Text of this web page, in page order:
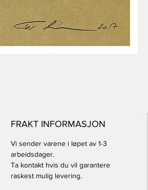
FRAKT INFORMASJON
Vi sender varene i løpet av 1-3
arbeidsdager.
Ta kontakt hvis du vil garantere
raskest mulig levering.